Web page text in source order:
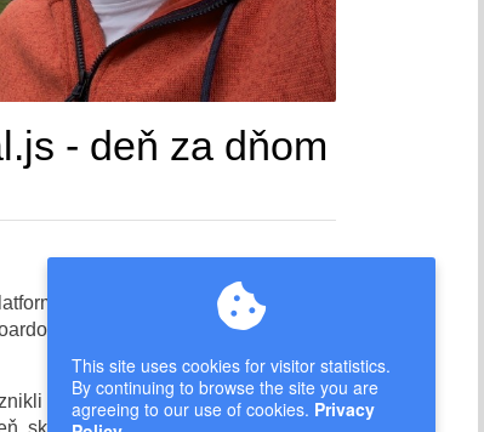
This site uses cookies for visitor statistics.
By continuing to browse the site you are
agreeing to our use of cookies. Privacy
- deň za dňom
využívanú v reálnych
interných nástrojoch a
okolo platformy Total.js počas
skúsenosti a dlhodobé odhodlanie